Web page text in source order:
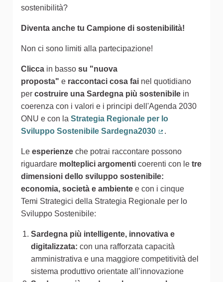
sostenibilità?
Diventa anche tu Campione di sostenibilità!
Non ci sono limiti alla partecipazione!
Clicca in basso su "nuova
proposta" e raccontaci cosa fai nel quotidiano
per costruire una Sardegna più sostenibile in
coerenza con i valori e i principi dell'Agenda 2030
ONU e con la Strategia Regionale per lo
Sviluppo Sostenibile Sardegna2030
.
Le esperienze che potrai raccontare possono
riguardare molteplici argomenti coerenti con le tre
dimensioni dello sviluppo sostenibile:
economia, società e ambiente e con i cinque
Temi Strategici della Strategia Regionale per lo
Sviluppo Sostenibile:
Sardegna più intelligente, innovativa e
digitalizzata: con una rafforzata capacità
amministrativa e una maggiore competitività del
sistema produttivo orientate all’innovazione